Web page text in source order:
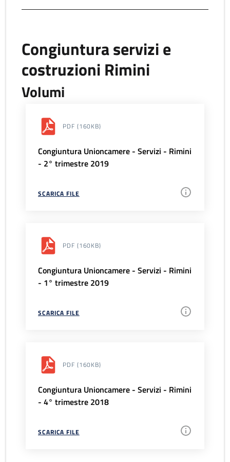
Congiuntura servizi e
costruzioni Rimini
Volumi
PDF (160KB)
Congiuntura Unioncamere - Servizi - Rimini
- 2° trimestre 2019
SCARICA FILE
PDF (160KB)
Congiuntura Unioncamere - Servizi - Rimini
- 1° trimestre 2019
SCARICA FILE
PDF (160KB)
Congiuntura Unioncamere - Servizi - Rimini
- 4° trimestre 2018
SCARICA FILE